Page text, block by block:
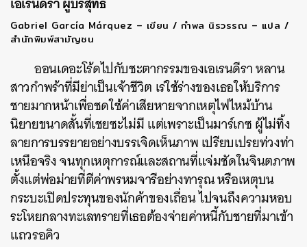
Gabriel García Márquez – เขียน / กำพล นิรวรรณ – แปล /
สำนักพิมพ์สามัญชน
ออนเดอะโร้ดไปกับชะตากรรมของเอเรนดีรา หลาน
สาวกำพร้าที่มีย่าเป็นเจ้าชีวิต เร่ใช้ร่างของเธอให้บริการ
ชายมากหน้าเพื่อชดใช้ค่าเสียหายจากเหตุไฟไหม้บ้าน
นิยายขนาดสั้นที่เชยซะไม่มี แต่เพราะเป็นมาร์เกซ ผู้ไม่ทิ้ง
ลายการบรรยายอย่างบรรเจิดเห็นภาพ เปรียบเปรยท่วงท่า
เหนือจริง จนทุกเหตุการณ์และสถานที่แจ่มชัดในจินตภาพ
ตั้งแต่พ่อม่ายที่ตีค่าพรหมจารีอย่างทารุณ หรือเหตุบน
กระบะเปิดประทุนของนักค้าของเถื่อน ไปจนถึงความหอบ
ระโหยกลางทะเลทรายที่เธอต้องจ่ายค่าหนี้กับชายที่มาเข้า
แถวรอคิว